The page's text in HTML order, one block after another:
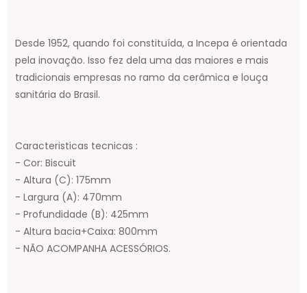
Desde 1952, quando foi constituída, a Incepa é orientada
pela inovação. Isso fez dela uma das maiores e mais
tradicionais empresas no ramo da cerâmica e louça
sanitária do Brasil.
Caracteristicas tecnicas :
- Cor: Biscuit
- Altura (C): 175mm
- Largura (A): 470mm
- Profundidade (B): 425mm
- Altura bacia+Caixa: 800mm
- NÃO ACOMPANHA ACESSÓRIOS.